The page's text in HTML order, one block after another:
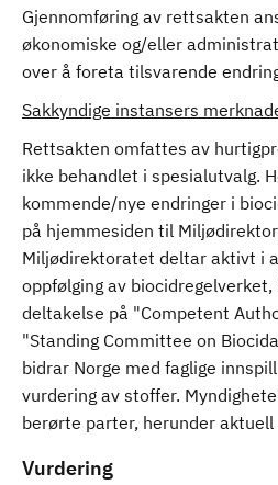
Gjennomføring av rettsakten
økonomiske og/eller
over å foreta tilsvarende
Sakkyndige instansers
Rettsakten omfattes av
ikke behandlet i spesialutvalg.
kommende/nye endringer i
på hjemmesiden til
Miljødirektoratet deltar aktivt i
oppfølging av
deltakelse på "Competent
"Standing Committee on
bidrar Norge med faglige
vurdering av stoffer.
berørte parter, herunder
Vurdering